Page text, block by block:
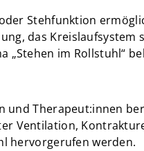
Stehfunktion
das
„Stehen im Rollstuhl“
und Therapeut:innen
Ventilation,
hervorgerufen werden.